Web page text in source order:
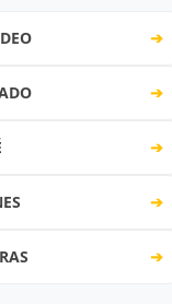
➔
➔
➔
➔
➔